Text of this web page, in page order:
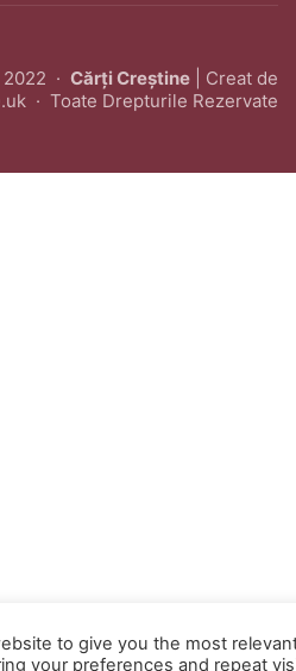
· Cărți Creștine | Creat de
· Toate Drepturile Rezervate
to give you the most
your preferences and repeat